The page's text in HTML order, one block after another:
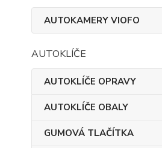
AUTOKAMERY VIOFO
AUTOKLÍČE
AUTOKLÍČE OPRAVY
AUTOKLÍČE OBALY
GUMOVÁ TLAČÍTKA